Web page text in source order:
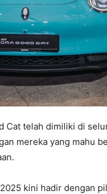
Cat telah dimiliki di
mereka yang mahu
kini hadir dengan